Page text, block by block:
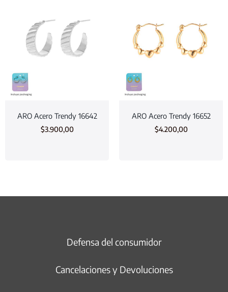
ARO Acero Trendy 16642
$3.900,00
ARO Acero Trendy 16652
$4.200,00
Defensa del consumidor
Cancelaciones y Devoluciones